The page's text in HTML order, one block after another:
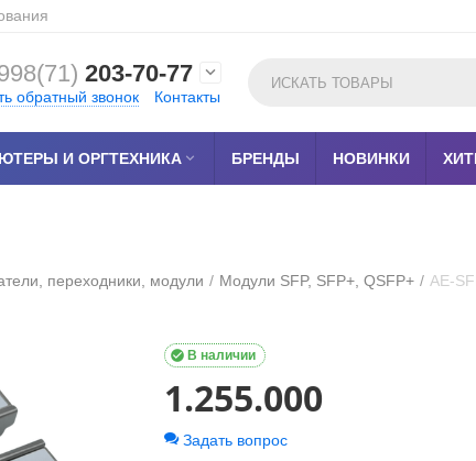
203-70-77 
обратный звонок Контакты
И ОРГТЕХНИКА  БРЕНДЫ НОВИНКИ
переходники, модули / Модули SFP, SFP+, QSFP+ / AE-
В наличии

1.255.000
Задать вопрос